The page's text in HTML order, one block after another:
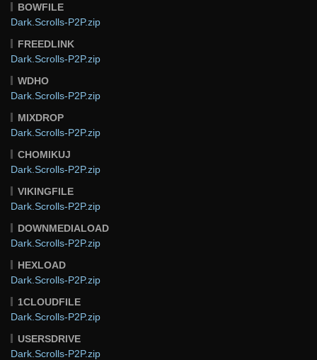
BOWFILE
Dark.Scrolls-P2P.zip
FREEDLINK
Dark.Scrolls-P2P.zip
WDHO
Dark.Scrolls-P2P.zip
MIXDROP
Dark.Scrolls-P2P.zip
CHOMIKUJ
Dark.Scrolls-P2P.zip
VIKINGFILE
Dark.Scrolls-P2P.zip
DOWNMEDIALOAD
Dark.Scrolls-P2P.zip
HEXLOAD
Dark.Scrolls-P2P.zip
1CLOUDFILE
Dark.Scrolls-P2P.zip
USERSDRIVE
Dark.Scrolls-P2P.zip